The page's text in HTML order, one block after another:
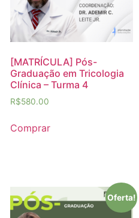
[MATRÍCULA] Pós-
Graduação em Tricologia
Clínica – Turma 4
R$580.00
Comprar
Oferta!